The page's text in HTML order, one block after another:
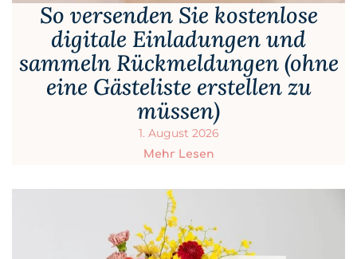
So versenden Sie kostenlose
digitale Einladungen und
sammeln Rückmeldungen (ohne
eine Gästeliste erstellen zu
müssen)
1. August 2026
Mehr Lesen